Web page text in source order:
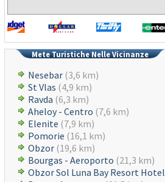
Mete Turistiche Nelle Vicinanze
Nesebar (3,6 km)
St Vlas (4,9 km)
Ravda (6,3 km)
Aheloy - Centro (7,6 km)
Elenite (7,9 km)
Pomorie (16,1 km)
Obzor (19,6 km)
Bourgas - Aeroporto (21,3 km)
Obzor Sol Luna Bay Resort Hotel